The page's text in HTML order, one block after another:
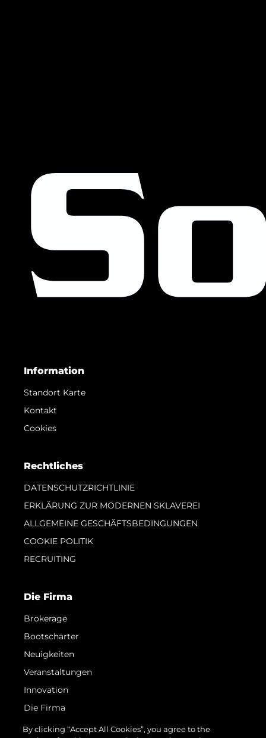
Information
Standort Karte
Kontakt
Cookies
Rechtliches
DATENSCHUTZRICHTLINIE
ERKLÄRUNG ZUR MODERNEN SKLAVEREI
ALLGEMEINE GESCHÄFTSBEDINGUNGEN
COOKIE POLITIK
RECRUITING
Die Firma
Brokerage
Bootscharter
Neuigkeiten
Veranstaltungen
Innovation
Die Firma
Das Team
By clicking “Accept All Cookies”, you agree to the